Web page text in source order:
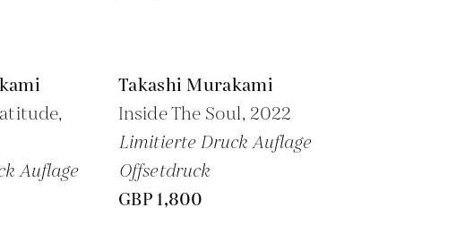
Auflage
Takashi Murakami
Inside The Soul, 2022
Limitierte Druck Auflage
Offsetdruck
GBP 1,800